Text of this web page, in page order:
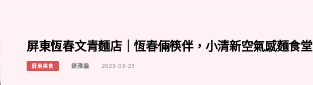
屏東恆春文青麵店｜恆春倆筷伴，小清新空氣感麵食堂
屏東美食 緹雅編 2023-03-23